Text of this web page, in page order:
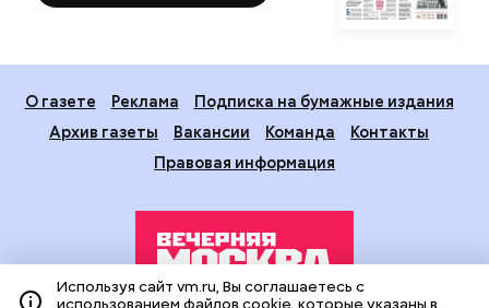
О газете Реклама
Подписка на бумажные издания
Архив газеты
Вакансии Команда
Контакты
Правовая информация
Используя сайт vm.ru, Вы соглашаетесь с
использованием файлов cookie, которые указаны в